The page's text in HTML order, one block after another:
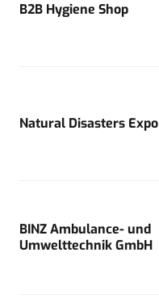
B2B Hygiene Shop
Natural Disasters Expo
BINZ Ambulance- und
Umwelttechnik GmbH